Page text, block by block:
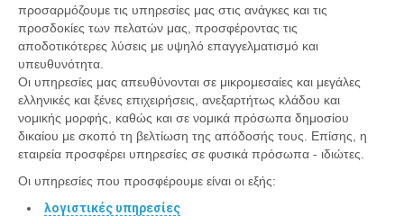
προσαρμόζουμε τις υπηρεσίες μας στις ανάγκες και τις
προσδοκίες των πελατών μας, προσφέροντας τις
αποδοτικότερες λύσεις με υψηλό επαγγελματισμό και
υπευθυνότητα.
Οι υπηρεσίες μας απευθύνονται σε μικρομεσαίες και μεγάλες
ελληνικές και ξένες επιχειρήσεις, ανεξαρτήτως κλάδου και
νομικής μορφής, καθώς και σε νομικά πρόσωπα δημοσίου
δικαίου με σκοπό τη βελτίωση της απόδοσής τους. Επίσης, η
εταιρεία προσφέρει υπηρεσίες σε φυσικά πρόσωπα - ιδιώτες.
Οι υπηρεσίες που προσφέρουμε είναι οι εξής:
λογιστικές υπηρεσίες